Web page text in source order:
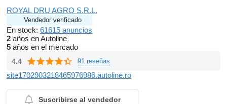
ROYAL DRU AGRO S.R.L.
Vendedor verificado
En stock: 61615 anuncios
2 años en Autoline
5 años en el mercado
4.4 91 reseñas
site1702903218465976986.autoline.ro
Suscribirse al vendedor